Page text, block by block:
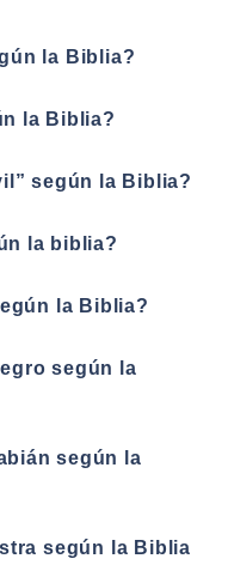
la Biblia?
la Biblia?
según la Biblia?
la biblia?
la Biblia?
según la
según la
según la Biblia